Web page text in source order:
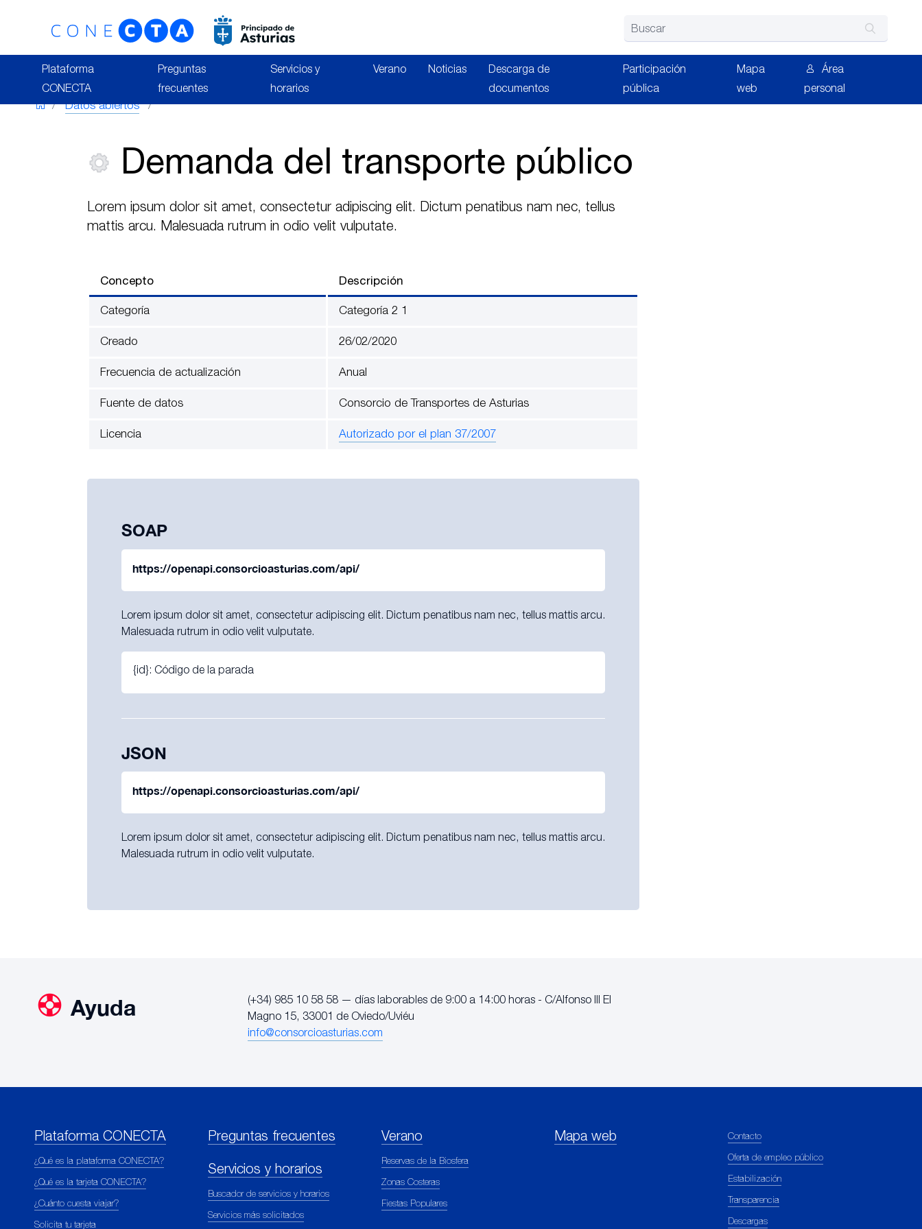
Buscar
Plataforma
CONECTA
Preguntas
frecuentes
Servicios y
horarios
Verano Noticias
Descarga de
documentos
Participación
pública
Mapa
web
Área
personal
Datos abiertos
Demanda del transporte público
Lorem ipsum dolor sit amet, consectetur adipiscing elit. Dictum penatibus nam nec, tellus
mattis arcu. Malesuada rutrum in odio velit vulputate.
Concepto Descripción
Categoría Categoría 2 1
Creado 26/02/2020
Frecuencia de actualización Anual
Fuente de datos Consorcio de Transportes de Asturias
Licencia Autorizado por el plan 37/2007
SOAP
https://openapi.consorcioasturias.com/api/
Lorem ipsum dolor sit amet, consectetur adipiscing elit. Dictum penatibus nam nec, tellus mattis arcu.
Malesuada rutrum in odio velit vulputate.
{id}: Código de la parada
JSON
https://openapi.consorcioasturias.com/api/
Lorem ipsum dolor sit amet, consectetur adipiscing elit. Dictum penatibus nam nec, tellus mattis arcu.
Malesuada rutrum in odio velit vulputate.
Ayuda
(+34) 985 10 58 58 — días laborables de 9:00 a 14:00 horas - C/Alfonso III El
Magno 15, 33001 de Oviedo/Uviéu
info@consorcioasturias.com
Plataforma CONECTA
¿Qué es la plataforma CONECTA?
¿Qué es la tarjeta CONECTA?
¿Cuánto cuesta viajar?
Solicita tu tarjeta
Preguntas frecuentes
Servicios y horarios
Buscador de servicios y horarios
Servicios más solicitados
Verano
Reservas de la Biosfera
Zonas Costeras
Fiestas Populares
Mapa web Contacto
Oferta de empleo público
Estabilización
Transparencia
Descargas